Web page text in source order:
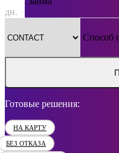
дн.
Способ
Готовые решения:
НА КАРТУ
БЕЗ ОТКАЗА